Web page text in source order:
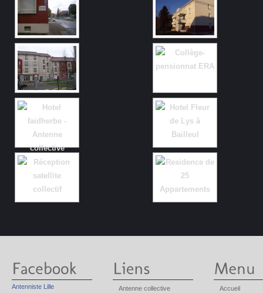
Antenniste Lille Antenne collective Accueil